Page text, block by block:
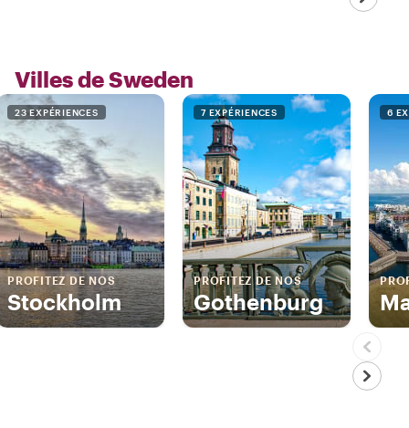
Villes de Sweden
23 EXPÉRIENCES
PROFITEZ DE NOS
Stockholm
7 EXPÉRIENCES
PROFITEZ DE NOS
Gothenburg
6